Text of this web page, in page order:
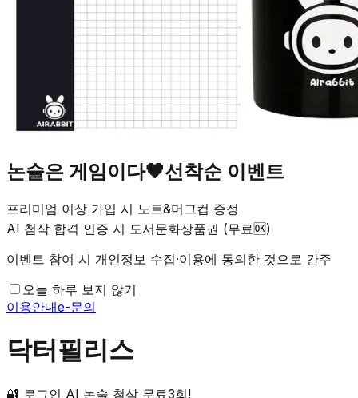
논술은 게임이다🖤선착순 이벤트
프리미엄 이상 가입 시 노트&머그컵 증정
AI 첨삭 합격 인증 시 도서문화상품권 (무료🆗)
이벤트 참여 시 개인정보 수집·이용에 동의한 것으로 간주
오늘 하루 보지 않기
이용안내e-문의
닥터필리스
🔐 로그인 AI 논술 첨삭 무료3회!